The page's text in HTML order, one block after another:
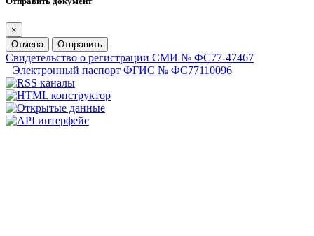
×
Отмена
Отправить
Свидетельство о регистрации СМИ № ФС77-47467
Электронный паспорт ФГИС № ФС77110096